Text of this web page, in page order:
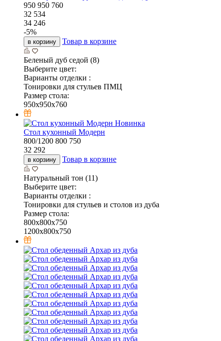
950 950 760
32 534
34 246
-5%
в корзину Товар в корзине
Беленый дуб седой (8)
Выберите цвет:
Варианты отделки :
Тонировки для стульев ПМЦ
Размер стола:
950x950x760
Новинка
Стол кухонный Модерн
800/1200 800 750
32 292
в корзину Товар в корзине
Натуральный тон (11)
Выберите цвет:
Варианты отделки :
Тонировки для стульев и столов из дуба
Размер стола:
800х800х750
1200х800х750